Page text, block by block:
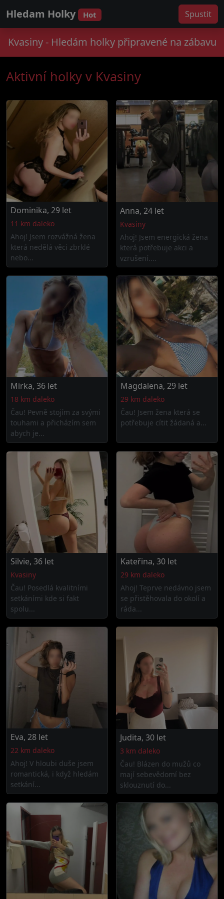
Hledam Holky Hot Spustit
Kvasiny - Hledám holky připravené na zábavu
Aktivní holky v Kvasiny
Dominika, 29 let
11 km daleko
Ahoj! Jsem rozvážná žena
která nedělá věci zbrklé
nebo...
Anna, 24 let
Kvasiny
Ahoj! Jsem energická žena
která potřebuje akci a
vzrušení....
Mirka, 36 let
18 km daleko
Čau! Pevně stojím za svými
touhami a přicházím sem
abych je...
Magdalena, 29 let
29 km daleko
Čau! Jsem žena která se
potřebuje cítit žádaná a...
Silvie, 36 let
Kvasiny
Čau! Posedlá kvalitními
setkáními kde si fakt
spolu...
Kateřina, 30 let
29 km daleko
Ahoj! Teprve nedávno jsem
se přistěhovala do okolí a
ráda...
Eva, 28 let
22 km daleko
Ahoj! V hloubi duše jsem
romantická, i když hledám
setkání...
Judita, 30 let
3 km daleko
Čau! Blázen do mužů co
mají sebevědomí bez
sklouznutí do...